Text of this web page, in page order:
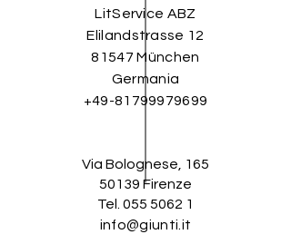
LitService ABZ
Elilandstrasse 12
81547 München
Germania
+49-81799979699
Via Bolognese, 165
50139 Firenze
Tel. 055 5062 1
info@giunti.it